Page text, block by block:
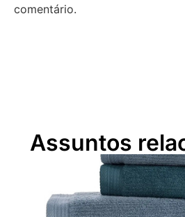
comentário.
Assuntos